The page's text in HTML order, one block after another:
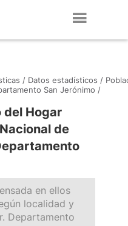
/ Datos estadísticos /
San Jerónimo /
del Hogar
de
en ellos
localidad y
Departamento